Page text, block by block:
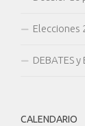
Elecciones
DEBATES y
CALENDARIO